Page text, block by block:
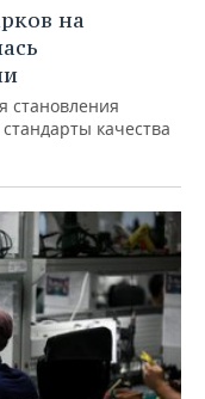
на
становления
качества